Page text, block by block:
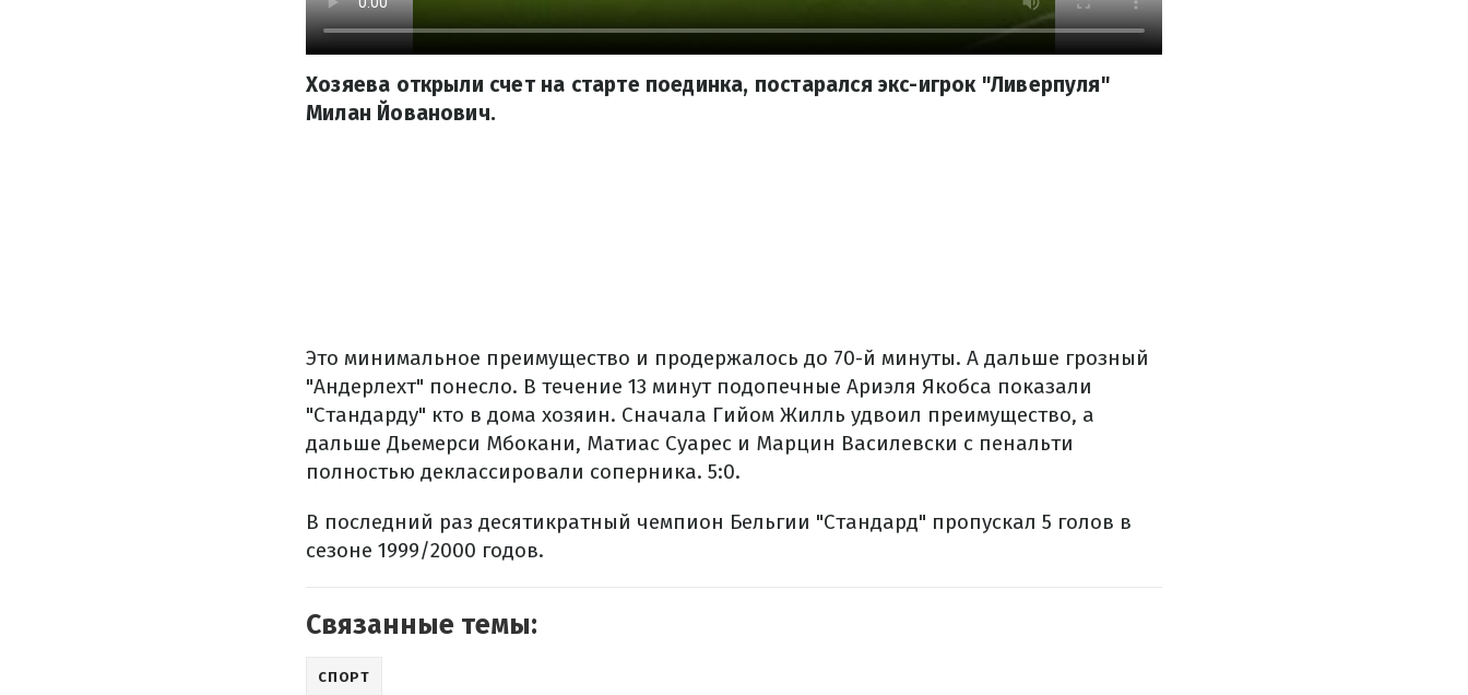
Хозяева открыли счет на старте поединка, постарался экс-игрок "Ливерпуля"
Милан Йованович.
Это минимальное преимущество и продержалось до 70-й минуты. А дальше грозный
"Андерлехт" понесло. В течение 13 минут подопечные Ариэля Якобса показали
"Стандарду" кто в дома хозяин. Сначала Гийом Жилль удвоил преимущество, а
дальше Дьемерси Мбокани, Матиас Суарес и Марцин Василевски с пенальти
полностью деклассировали соперника. 5:0.
В последний раз десятикратный чемпион Бельгии "Стандард" пропускал 5 голов в
сезоне 1999/2000 годов.
Связанные темы:
СПОРТ